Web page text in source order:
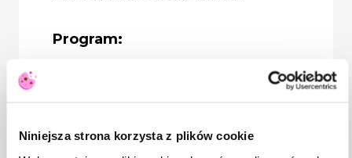
Niniejsza strona korzysta z plików cookie
Program:
W jaki sposób można rozpoznać
zidentyfikować pojawiający się